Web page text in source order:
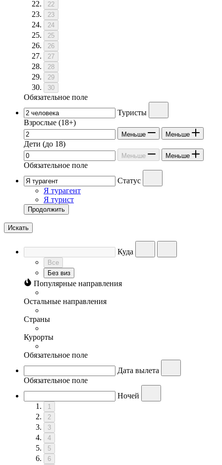
22
23
24
25
26
27
28
29
30
Обязательное поле
Туристы
Взрослые (18+)
Меньше Меньше
Дети (до 18)
Меньше Меньше
Обязательное поле
Статус
Я турагент
Я турист
Продолжить
Искать
Куда
Все
Без виз
Популярные направления
Остальные направления
Страны
Курорты
Обязательное поле
Дата вылета
Обязательное поле
Ночей
1
2
3
4
5
6